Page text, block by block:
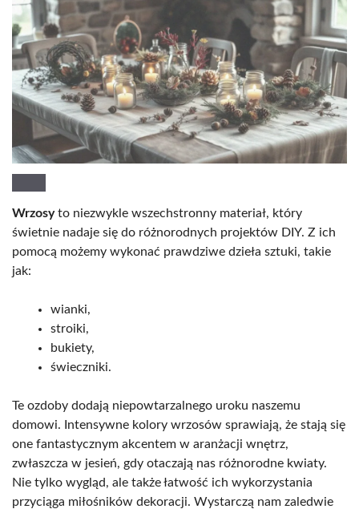
Wrzosyto niezwykle wszechstronny materiał, który
świetnie nadaje się do różnorodnych projektów DIY. Z ich
pomocą możemy wykonać prawdziwe dzieła sztuki, takie
jak:
wianki,
stroiki,
bukiety,
świeczniki.
Te ozdoby dodają niepowtarzalnego uroku naszemu
domowi. Intensywne kolory wrzosów sprawiają, że stają się
one fantastycznym akcentem w aranżacji wnętrz,
zwłaszcza w jesień, gdy otaczają nas różnorodne kwiaty.
Nie tylko wygląd, ale także łatwość ich wykorzystania
przyciąga miłośników dekoracji. Wystarczą nam zaledwie